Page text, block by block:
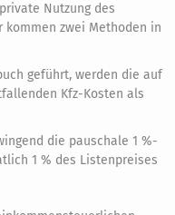
Nutzung des
zwei Methoden in
geführt, werden die auf
Kfz-Kosten als
die pauschale 1 %-
1 % des Listenpreises